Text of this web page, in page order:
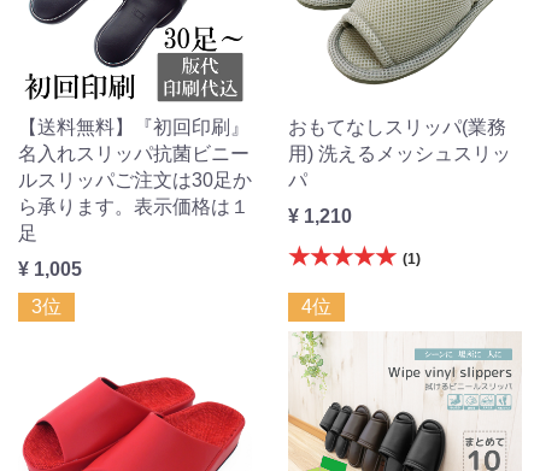
【送料無料】『初回印刷』
名入れスリッパ抗菌ビニー
ルスリッパご注文は30足か
ら承ります。表示価格は１
足
¥ 1,005
おもてなしスリッパ(業務
用) 洗えるメッシュスリッ
パ
¥ 1,210
★★★★★ (1)
3位 4位